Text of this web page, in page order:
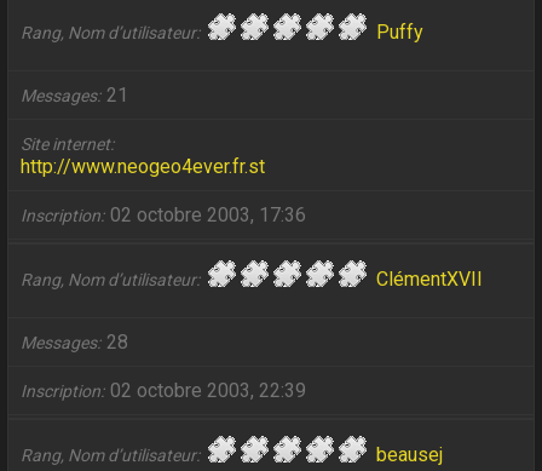
Rang, Nom d’utilisateur Puffy
Messages 21
Site internet
http://www.neogeo4ever.fr.st
Inscription 02 octobre 2003, 17:36
Rang, Nom d’utilisateur ClémentXVII
Messages 28
Inscription 02 octobre 2003, 22:39
Rang, Nom d’utilisateur beausej